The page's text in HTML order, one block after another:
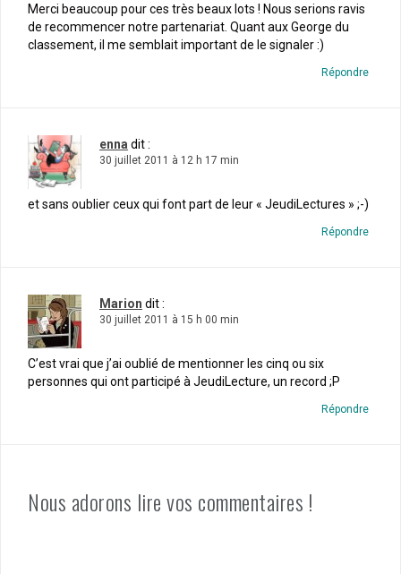
Merci beaucoup pour ces très beaux lots ! Nous serions ravis
de recommencer notre partenariat. Quant aux George du
classement, il me semblait important de le signaler :)
Répondre
enna dit :
30 juillet 2011 à 12 h 17 min
et sans oublier ceux qui font part de leur « JeudiLectures » ;-)
Répondre
Marion dit :
30 juillet 2011 à 15 h 00 min
C’est vrai que j’ai oublié de mentionner les cinq ou six
personnes qui ont participé à JeudiLecture, un record ;P
Répondre
Nous adorons lire vos commentaires !